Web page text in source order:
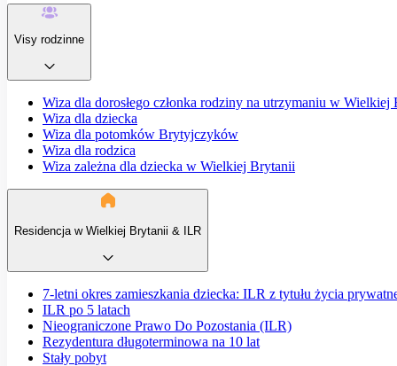
Visy rodzinne
Wiza dla dorosłego członka rodziny na utrzymaniu w Wielkiej
Wiza dla dziecka
Wiza dla potomków Brytyjczyków
Wiza dla rodzica
Wiza zależna dla dziecka w Wielkiej Brytanii
Residencja w Wielkiej Brytanii & ILR
7-letni okres zamieszkania dziecka: ILR z tytułu życia
ILR po 5 latach
Nieograniczone Prawo Do Pozostania (ILR)
Rezydentura długoterminowa na 10 lat
Stały pobyt